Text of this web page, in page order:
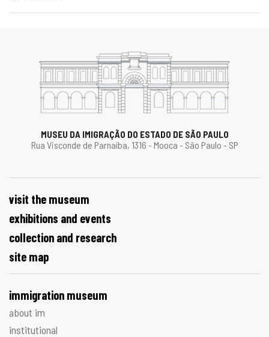
MUSEU DA IMIGRAÇÃO DO ESTADO DE SÃO PAULO
Rua Visconde de Parnaíba, 1316 - Mooca - São Paulo - SP
visit the museum
exhibitions and events
collection and research
site map
immigration museum
about im
institutional